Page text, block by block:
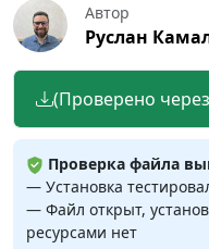
Автор
Руслан
(Проверено
Проверка файла
— Установка
— Файл открыт,
ресурсами нет